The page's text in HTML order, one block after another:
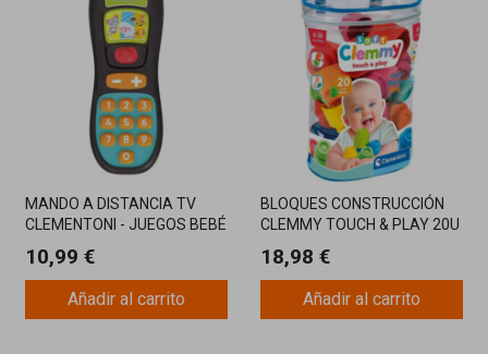
MANDO A DISTANCIA TV
CLEMENTONI - JUEGOS BEBÉ
10,99 €
Añadir al carrito
BLOQUES CONSTRUCCIÓN
CLEMMY TOUCH & PLAY 20U
18,98 €
Añadir al carrito